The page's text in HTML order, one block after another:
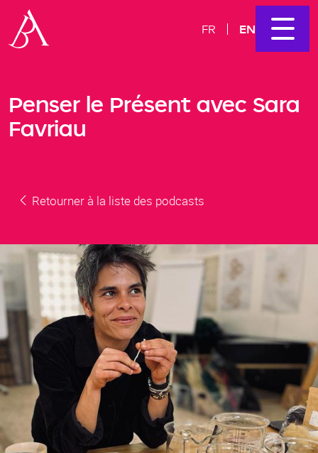
FR EN
Penser le Présent avec Sara
Favriau
Retourner à la liste des podcasts